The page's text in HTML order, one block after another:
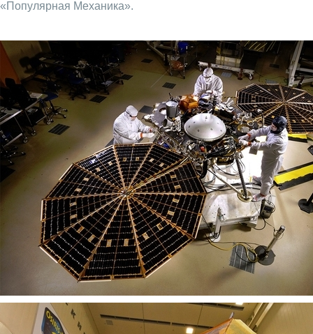
«Популярная Механика».